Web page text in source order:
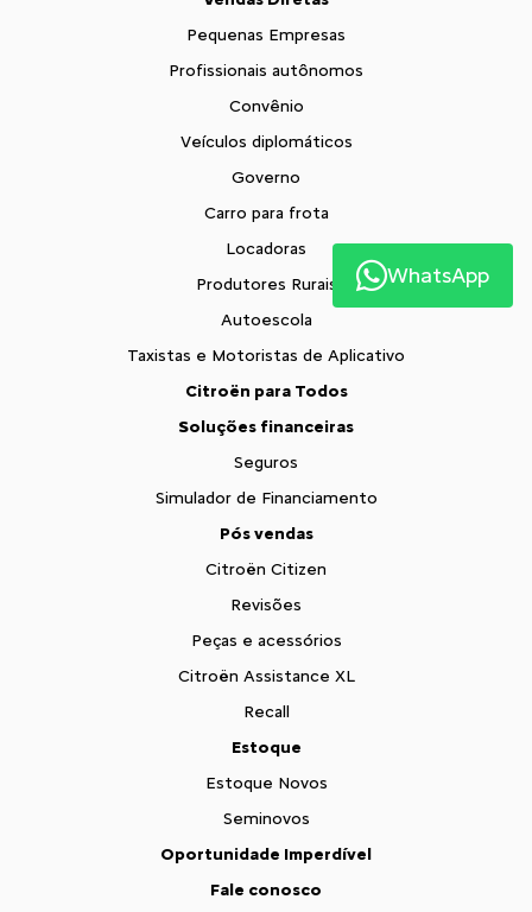
Pequenas Empresas
Profissionais autônomos
Convênio
Veículos diplomáticos
Governo
Carro para frota
Locadoras
Produtores Rurais
Autoescola
Taxistas e Motoristas de Aplicativo
Citroën para Todos
Soluções financeiras
Seguros
Simulador de Financiamento
Pós vendas
Citroën Citizen
Revisões
Peças e acessórios
Citroën Assistance XL
Recall
Estoque
Estoque Novos
Seminovos
Oportunidade Imperdível
Fale conosco
WhatsApp